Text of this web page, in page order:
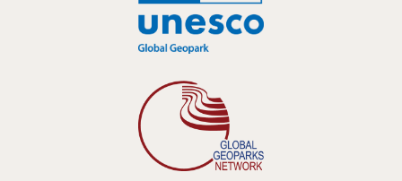
Hankelogo